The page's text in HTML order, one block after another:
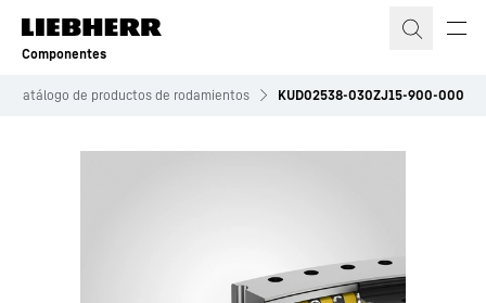
Componentes
Catálogo de productos de rodamientos KUD02538-030ZJ15-900-000